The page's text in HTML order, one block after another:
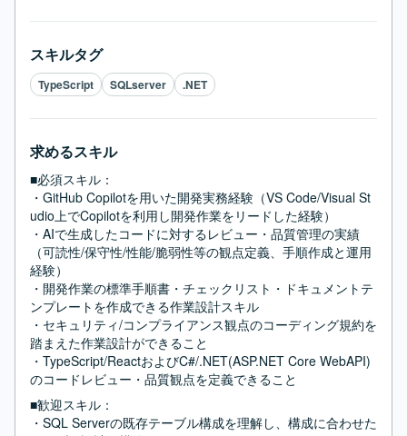
スキルタグ
TypeScript SQLserver .NET
求めるスキル
■必須スキル：
・GitHub Copilotを用いた開発実務経験（VS Code/Visual St
udio上でCopilotを利用し開発作業をリードした経験）
・AIで生成したコードに対するレビュー・品質管理の実績
（可読性/保守性/性能/脆弱性等の観点定義、手順作成と運用
経験）
・開発作業の標準手順書・チェックリスト・ドキュメントテ
ンプレートを作成できる作業設計スキル
・セキュリティ/コンプライアンス観点のコーディング規約を
踏まえた作業設計ができること
・TypeScript/ReactおよびC#/.NET(ASP.NET Core WebAPI)
のコードレビュー・品質観点を定義できること
■歓迎スキル：
・SQL Serverの既存テーブル構成を理解し、構成に合わせた